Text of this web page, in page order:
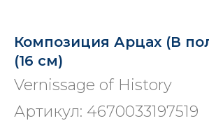
Композиция Арцах (В
(16 см)
Vernissage of History
Артикул: 4670033197519